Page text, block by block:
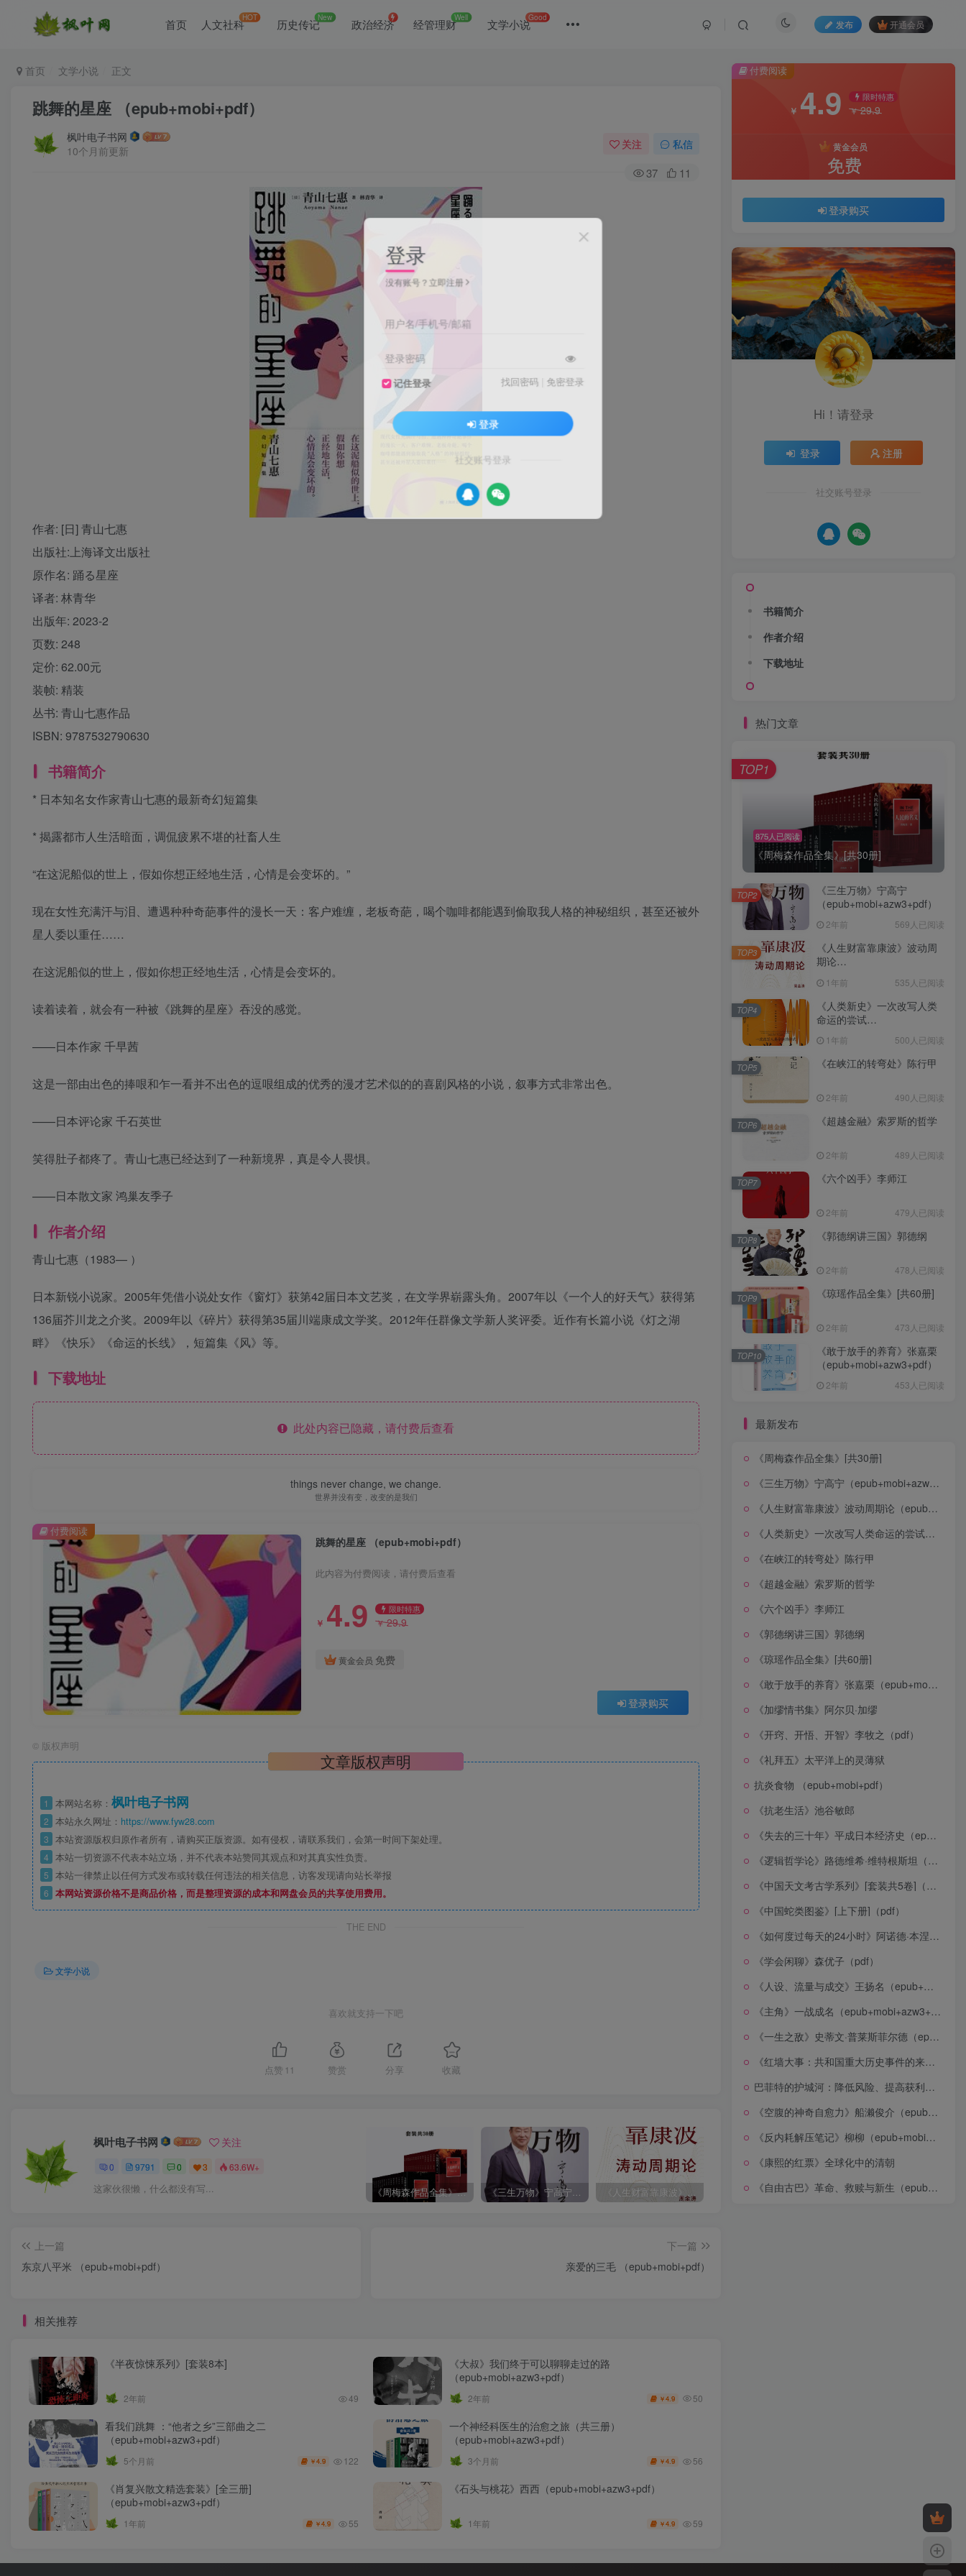
首页 人文社科HOT 历史传记New 政治经济 经管理财Well 文学小说Good
发布 开通会员
首页 文学小说 正文
跳舞的星座 （epub+mobi+pdf）
枫叶电子书网
10个月前更新
关注 私信
37 11
作者: [日] 青山七惠
出版社:上海译文出版社
原作名: 踊る星座
译者: 林青华
出版年: 2023-2
页数: 248
定价: 62.00元
装帧: 精装
丛书: 青山七惠作品
ISBN: 9787532790630
书籍简介
* 日本知名女作家青山七惠的最新奇幻短篇集
* 揭露都市人生活暗面，调侃疲累不堪的社畜人生
“在这泥船似的世上，假如你想正经地生活，心情是会变坏的。”
现在女性充满汗与泪、遭遇种种奇葩事件的漫长一天：客户难缠，老板奇葩，喝个咖啡都能遇到偷取我人格的神秘组织，甚至还被外
星人委以重任……
在这泥船似的世上，假如你想正经地生活，心情是会变坏的。
读着读着，就会有一种被《跳舞的星座》吞没的感觉。
——日本作家 千早茜
这是一部由出色的捧哏和乍一看并不出色的逗哏组成的优秀的漫才艺术似的的喜剧风格的小说，叙事方式非常出色。
——日本评论家 千石英世
笑得肚子都疼了。青山七惠已经达到了一种新境界，真是令人畏惧。
——日本散文家 鸿巢友季子
作者介绍
青山七惠（1983— ）
日本新锐小说家。2005年凭借小说处女作《窗灯》获第42届日本文艺奖，在文学界崭露头角。2007年以《一个人的好天气》获得第
136届芥川龙之介奖。2009年以《碎片》获得第35届川端康成文学奖。2012年任群像文学新人奖评委。近作有长篇小说《灯之湖
畔》《快乐》《命运的长线》，短篇集《风》等。
下载地址
此处内容已隐藏，请付费后查看
things never change, we change.
世界并没有变，改变的是我们
跳舞的星座 （epub+mobi+pdf）
此内容为付费阅读，请付费后查看
￥ 4.9 限时特惠
￥29.9
黄金会员 免费
登录购买
付费阅读
© 版权声明
文章版权声明
1 本网站名称： 枫叶电子书网
2 本站永久网址： https://www.fyw28.com
3 本站资源版权归原作者所有，请购买正版资源。如有侵权，请联系我们，会第一时间下架处理。
4 本站一切资源不代表本站立场，并不代表本站赞同其观点和对其真实性负责。
5 本站一律禁止以任何方式发布或转载任何违法的相关信息，访客发现请向站长举报
6 本网站资源价格不是商品价格，而是整理资源的成本和网盘会员的共享使用费用。
THE END
文学小说
喜欢就支持一下吧
点赞 11 赞赏 分享 收藏
枫叶电子书网 关注
0 9791 0 3 63.6W+
这家伙很懒，什么都没有写... 《周梅森作品全集》[共30册] 《三生万物》宁高宁（epub+mobi+azw3+pdf） 《人生财富靠康波》波动周期论（epub+mobi+azw3+pdf） 《人类新史》一次改写人类命运的尝试（epub+mobi+azw3+pdf） 《在峡江的转弯处》陈行甲
上一篇
东京八平米 （epub+mobi+pdf）
下一篇
亲爱的三毛 （epub+mobi+pdf）
相关推荐
《半夜惊悚系列》[套装8本]
2年前 49
《大叔》我们终于可以聊聊走过的路
（epub+mobi+azw3+pdf）
2年前 ￥4.9 50
看我们跳舞 ：“他者之乡”三部曲之二
（epub+mobi+azw3+pdf）
5个月前 ￥4.9 122
一个神经科医生的治愈之旅（共三册）
（epub+mobi+azw3+pdf）
3个月前 ￥4.9 56
《肖复兴散文精选套装》[全三册]
（epub+mobi+azw3+pdf）
1年前 ￥4.9 55
《石头与桃花》西西（epub+mobi+azw3+pdf）
1年前 ￥4.9 59
付费阅读
￥ 4.9 限时特惠
￥29.9
黄金会员
免费
登录购买
Hi！请登录
登录 注册
社交账号登录
书籍简介
作者介绍
下载地址
热门文章
875人已阅读
《周梅森作品全集》[共30册]
TOP1
《三生万物》宁高宁
（epub+mobi+azw3+pdf）
2年前 569人已阅读
TOP2
《人生财富靠康波》波动周
期论
1年前 535人已阅读
TOP3
《人类新史》一次改写人类
命运的尝试
1年前 500人已阅读
TOP4
《在峡江的转弯处》陈行甲
2年前 490人已阅读
TOP5
《超越金融》索罗斯的哲学
2年前 489人已阅读
TOP6
《六个凶手》李师江
2年前 479人已阅读
TOP7
《郭德纲讲三国》郭德纲
2年前 478人已阅读
TOP8
《琼瑶作品全集》[共60册]
2年前 473人已阅读
TOP9
《敢于放手的养育》张嘉栗
（epub+mobi+azw3+pdf）
2年前 453人已阅读
TOP10
最新发布
《周梅森作品全集》[共30册]
《三生万物》宁高宁（epub+mobi+azw3+pdf）
《人生财富靠康波》波动周期论（epub+mobi+azw3+pdf）
《人类新史》一次改写人类命运的尝试（epub+mobi+azw3+pdf）
《在峡江的转弯处》陈行甲
《超越金融》索罗斯的哲学
《六个凶手》李师江
《郭德纲讲三国》郭德纲
《琼瑶作品全集》[共60册]
《敢于放手的养育》张嘉栗（epub+mobi+azw3+pdf）
《加缪情书集》阿尔贝·加缪
《开窍、开悟、开智》李牧之（pdf）
《礼拜五》太平洋上的灵薄狱
抗炎食物 （epub+mobi+pdf）
《抗老生活》池谷敏郎
《失去的三十年》平成日本经济史（epub+mobi+azw3+pdf）
《逻辑哲学论》路德维希·维特根斯坦（epub+mobi+azw3+pdf）
《中国天文考古学系列》[套装共5卷]（epub+mobi+azw3+pdf）
《中国蛇类图鉴》[上下册]（pdf）
《如何度过每天的24小时》阿诺德·本涅特（epub+mobi+azw3+pdf）
《学会闲聊》森优子（pdf）
《人设、流量与成交》王扬名（epub+mobi+azw3+pdf）
《主角》一战成名（epub+mobi+azw3+pdf）
《一生之敌》史蒂文·普莱斯菲尔德（epub+mobi+azw3+pdf）
《红墙大事：共和国重大历史事件的来龙去脉》（全二册）（pdf）
巴菲特的护城河：降低风险、提高获利的股市真规则(epub+azw3+mobi)
《空腹的神奇自愈力》船濑俊介（epub+mobi+azw3+pdf）
《反内耗解压笔记》柳柳（epub+mobi+azw3+pdf）
《康熙的红票》全球化中的清朝
《自由古巴》革命、救赎与新生（epub+mobi+azw3+pdf）
登录
没有账号？立即注册
用户名/手机号/邮箱
登录密码
记住登录 找回密码 免密登录
登录
社交账号登录